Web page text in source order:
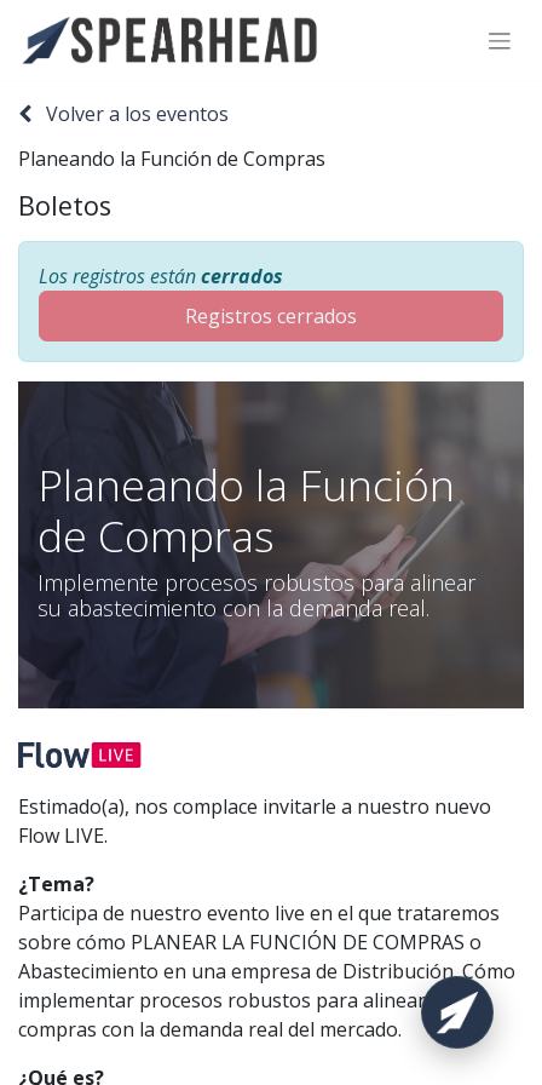
Volver a los eventos
Planeando la Función de Compras
Boletos
Los registros estáncerrados
Registros cerrados
Planeando la Función
de Compras
Implemente procesos robustos para alinear
su abastecimiento con la demanda real.
Estimado(a), nos complace invitarle a nuestro nuevo
Flow LIVE.
¿Tema?
Participa de nuestro evento live en el que trataremos
sobre cómo PLANEAR LA FUNCIÓN DE COMPRAS o
Abastecimiento en una empresa de Distribución. Cómo
implementar procesos robustos para alinear la
compras con la demanda real del mercado.
¿Qué es?
Sigue por WhatsApp